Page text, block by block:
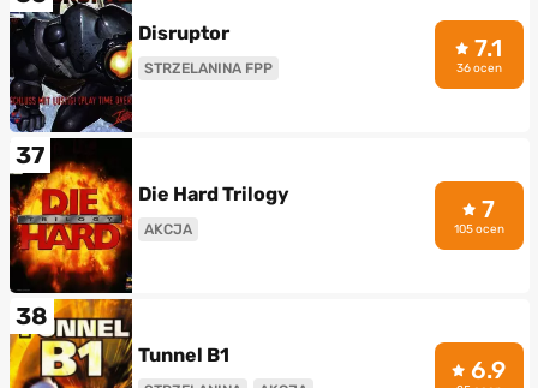
Disruptor
STRZELANINA FPP
7.1
36 ocen
37
Die Hard Trilogy
AKCJA
7
105 ocen
38
Tunnel B1 6.9